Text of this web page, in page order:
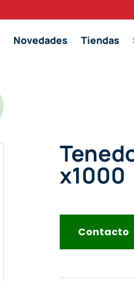
Novedades Tiendas
x1000
Contacto